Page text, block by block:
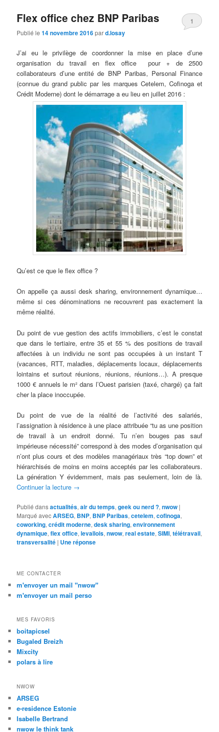
Flex office chez BNP Paribas
Publié le14 novembre 2016pard.losay
1
J’ai eu le privilège de coordonner la mise en place d’une
organisation du travail en flex office pour + de 2500
collaborateurs d’une entité de BNP Paribas, Personal Finance
(connue du grand public par les marques Cetelem, Cofinoga et
Crédit Moderne) dont le démarrage a eu lieu en juillet 2016 :
Qu’est ce que le flex office ?
On appelle ça aussi desk sharing, environnement dynamique…
même si ces dénominations ne recouvrent pas exactement la
même réalité.
Du point de vue gestion des actifs immobiliers, c’est le constat
que dans le tertiaire, entre 35 et 55 % des positions de travail
affectées à un individu ne sont pas occupées à un instant T
(vacances, RTT, maladies, déplacements locaux, déplacements
lointains et surtout réunions, réunions, réunions…). A presque
1000 € annuels le m² dans l’Ouest parisien (taxé, chargé) ça fait
cher la place inoccupée.
Du point de vue de la réalité de l’activité des salariés,
l’assignation à résidence à une place attribuée “tu as une position
de travail à un endroit donné. Tu n’en bouges pas sauf
impérieuse nécessité” correspond à des modes d’organisation qui
n’ont plus cours et des modèles managériaux très “top down” et
hiérarchisés de moins en moins acceptés par les collaborateurs.
La génération Y évidemment, mais pas seulement, loin de là.
Continuer la lecture →
Publié dansactualités,air du temps,geek ou nerd ?,nwow |
Marqué avecARSEG, BNP, BNP Paribas,cetelem,cofinoga,
coworking,crédit moderne,desk sharing,environnement
dynamique,flex office,levallois,nwow,real estate,SIMI,télétravail,
transversalité | Uneréponse
ME CONTACTER
m'envoyer un mail "nwow"
m'envoyer un mail perso
MES FAVORIS
boitapicsel
Bugaled Breizh
Mixcity
polars à lire
NWOW
ARSEG
e-residence Estonie
Isabelle Bertrand
nwow le think tank